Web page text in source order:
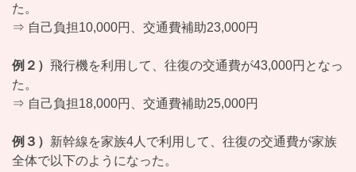
た。
⇒ 自己負担10,000円、交通費補助23,000円
例２） 飛行機を利用して、往復の交通費が43,000円となっ
た。
⇒ 自己負担18,000円、交通費補助25,000円
例３） 新幹線を家族4人で利用して、往復の交通費が家族
全体で以下のようになった。